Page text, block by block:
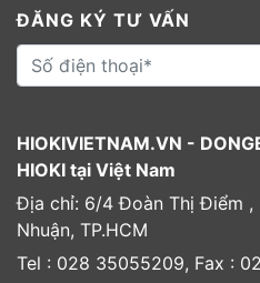
ĐĂNG KÝ TƯ VẤN
HIOKIVIETNAM.VN -
HIOKI tại Việt Nam
Địa chỉ: 6/4 Đoàn Thị Điểm ,
Nhuận, TP.HCM
Tel : 028 35055209, Fax :